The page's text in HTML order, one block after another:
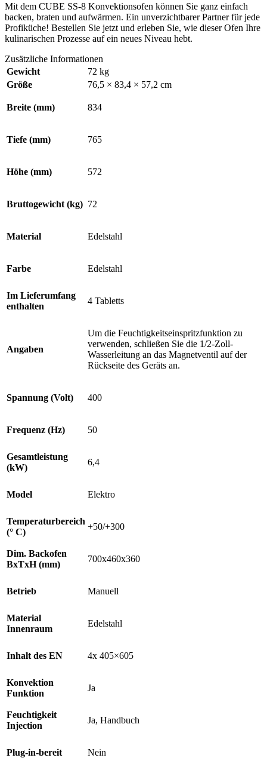
Mit dem CUBE SS-8 Konvektionsofen können Sie ganz einfach
backen, braten und aufwärmen. Ein unverzichtbarer Partner für jede
Profiküche! Bestellen Sie jetzt und erleben Sie, wie dieser Ofen Ihre
kulinarischen Prozesse auf ein neues Niveau hebt.
Zusätzliche Informationen
Gewicht
72 kg
Größe
76,5 × 83,4 × 57,2 cm
Breite (mm) 834
Tiefe (mm) 765
Höhe (mm) 572
Bruttogewicht (kg) 72
Material Edelstahl
Farbe Edelstahl
Im Lieferumfang
enthalten
4 Tabletts
Angaben
Um die Feuchtigkeitseinspritzfunktion zu
verwenden, schließen Sie die 1/2-Zoll-
Wasserleitung an das Magnetventil auf der
Rückseite des Geräts an.
Spannung (Volt) 400
Frequenz (Hz) 50
Gesamtleistung
(kW)
6,4
Model Elektro
Temperaturbereich
(° C)
+50/+300
Dim. Backofen
BxTxH (mm)
700x460x360
Betrieb Manuell
Material
Innenraum
Edelstahl
Inhalt des EN 4x 405×605
Konvektion
Funktion
Ja
Feuchtigkeit
Injection
Ja, Handbuch
Plug-in-bereit Nein